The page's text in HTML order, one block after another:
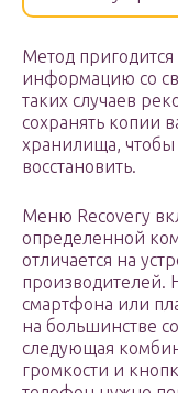
Метод
информацию со
таких случаев
сохранять копии
хранилища,
восстановить.
Меню Recovery
определенной
отличается на
производителей.
смартфона или
на большинстве
следующая
громкости и